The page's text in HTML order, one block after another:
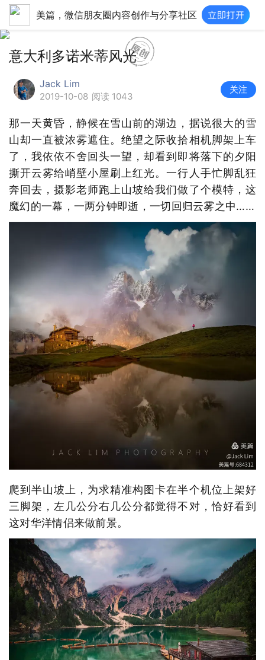
美篇，微信朋友圈内容创作与分享社区
意大利多诺米蒂风光
Jack Lim
2019-10-08 阅读 1043
关注
那一天黄昏，静候在雪山前的湖边，据说很大的雪
山却一直被浓雾遮住。绝望之际收拾相机脚架上车
了，我依依不舍回头一望，却看到即将落下的夕阳
撕开云雾给峭壁小屋刷上红光。一行人手忙脚乱狂
奔回去，摄影老师跑上山坡给我们做了个模特，这
魔幻的一幕，一两分钟即逝，一切回归云雾之中……
爬到半山坡上，为求精准构图卡在半个机位上架好
三脚架，左几公分右几公分都觉得不对，恰好看到
这对华洋情侣来做前景。